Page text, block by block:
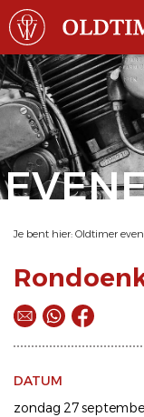
Je bent hier: Oldtimer
DATUM
zondag 27